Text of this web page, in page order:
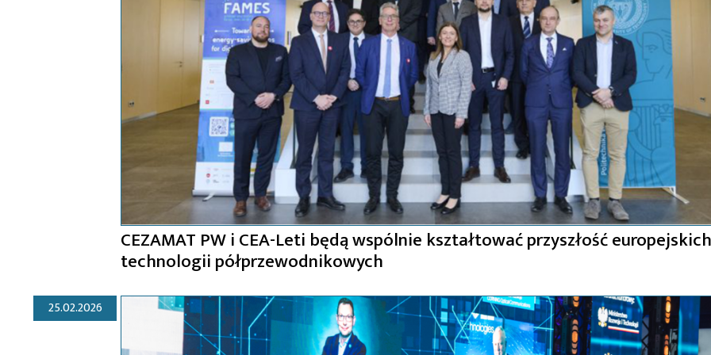
CEZAMAT PW i CEA-Leti będą wspólnie kształtować przyszłość europejskich
technologii półprzewodnikowych
25.02.2026